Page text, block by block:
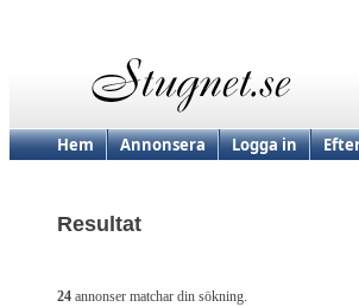
Hem Annonsera Logga in
Resultat
24 annonser matchar din sökning.